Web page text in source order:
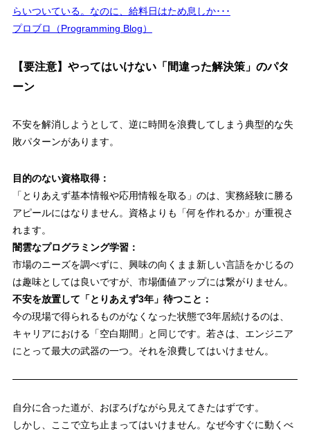
らいついている。なのに、給料日はため息しか･･･
プロブロ（Programming Blog）
【要注意】やってはいけない「間違った解決策」のパタ
ーン
不安を解消しようとして、逆に時間を浪費してしまう典型的な失
敗パターンがあります。
目的のない資格取得：
「とりあえず基本情報や応用情報を取る」のは、実務経験に勝る
アピールにはなりません。資格よりも「何を作れるか」が重視さ
れます。
闇雲なプログラミング学習：
市場のニーズを調べずに、興味の向くまま新しい言語をかじるの
は趣味としては良いですが、市場価値アップには繋がりません。
不安を放置して「とりあえず3年」待つこと：
今の現場で得られるものがなくなった状態で3年居続けるのは、
キャリアにおける「空白期間」と同じです。若さは、エンジニア
にとって最大の武器の一つ。それを浪費してはいけません。
自分に合った道が、おぼろげながら見えてきたはずです。
しかし、ここで立ち止まってはいけません。なぜ今すぐに動くべ